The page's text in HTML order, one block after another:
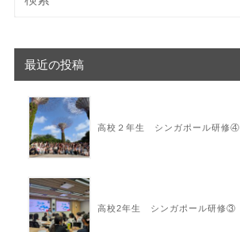
最近の投稿
高校２年生 シンガポール研修④
高校2年生 シンガポール研修③